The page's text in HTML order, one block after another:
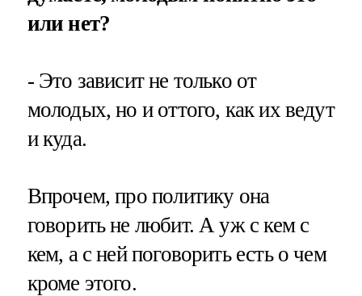
или нет?
- Это зависит не только от
молодых, но и оттого, как их ведут
и куда.
Впрочем, про политику она
говорить не любит. А уж с кем с
кем, а с ней поговорить есть о чем
кроме этого.